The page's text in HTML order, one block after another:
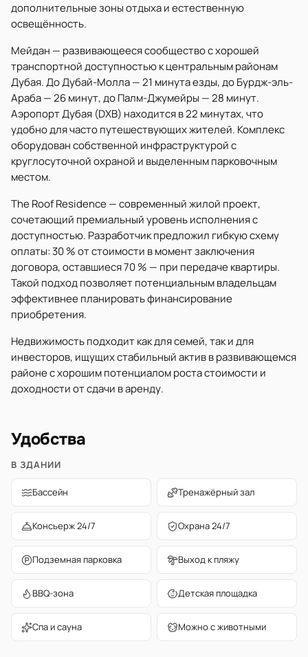
дополнительные зоны отдыха и естественную
освещённость.
Мейдан — развивающееся сообщество с хорошей
транспортной доступностью к центральным районам
Дубая. До Дубай-Молла — 21 минута езды, до Бурдж-эль-
Араба — 26 минут, до Палм-Джумейры — 28 минут.
Аэропорт Дубая (DXB) находится в 22 минутах, что
удобно для часто путешествующих жителей. Комплекс
оборудован собственной инфраструктурой с
круглосуточной охраной и выделенным парковочным
местом.
The Roof Residence — современный жилой проект,
сочетающий премиальный уровень исполнения с
доступностью. Разработчик предложил гибкую схему
оплаты: 30 % от стоимости в момент заключения
договора, оставшиеся 70 % — при передаче квартиры.
Такой подход позволяет потенциальным владельцам
эффективнее планировать финансирование
приобретения.
Недвижимость подходит как для семей, так и для
инвесторов, ищущих стабильный актив в развивающемся
районе с хорошим потенциалом роста стоимости и
доходности от сдачи в аренду.
Удобства
В ЗДАНИИ
Бассейн Тренажёрный зал
Консьерж 24/7 Охрана 24/7
Подземная парковка Выход к пляжу
BBQ-зона Детская площадка
Спа и сауна Можно с животными